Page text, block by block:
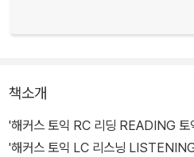
책소개
'해커스 토익 RC 리딩 READING
'해커스 토익 LC 리스닝